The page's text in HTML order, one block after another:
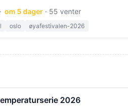
om 5 dager· 55 venter
oslo øyafestivalen-2026
2026